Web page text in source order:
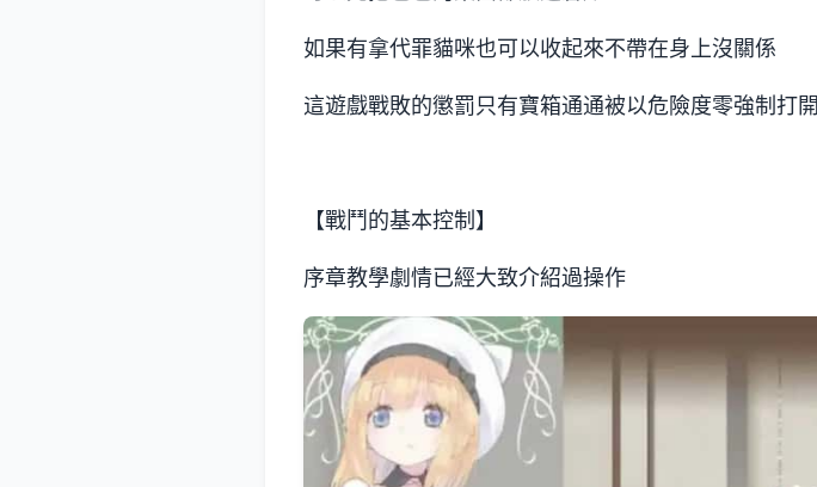
如果有拿代罪貓咪也可以收起來不帶在身上沒關係
這遊戲戰敗的懲罰只有寶箱通通被以危險度零強制打開
【戰鬥的基本控制】
序章教學劇情已經大致介紹過操作